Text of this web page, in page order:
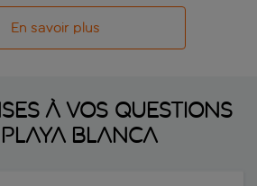
En savoir plus
à vos questions
Blanca